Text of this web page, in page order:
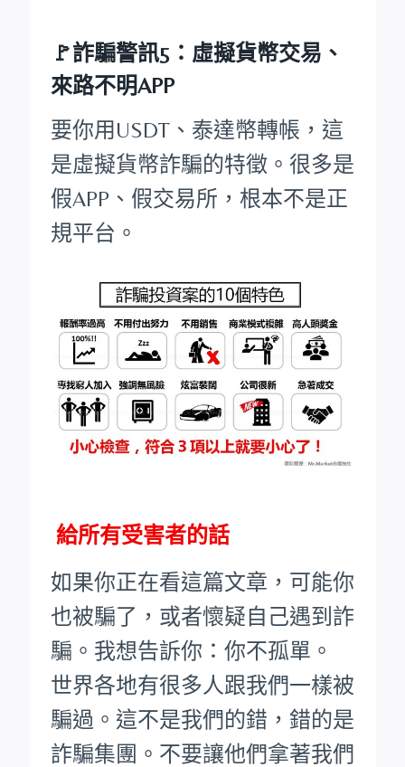
🚩詐騙警訊5：虛擬貨幣交易、
來路不明APP
要你用USDT、泰達幣轉帳，這
是虛擬貨幣詐騙的特徵。很多是
假APP、假交易所，根本不是正
規平台。
給所有受害者的話
如果你正在看這篇文章，可能你
也被騙了，或者懷疑自己遇到詐
騙。我想告訴你：你不孤單。
世界各地有很多人跟我們一樣被
騙過。這不是我們的錯，錯的是
詐騙集團。不要讓他們拿著我們